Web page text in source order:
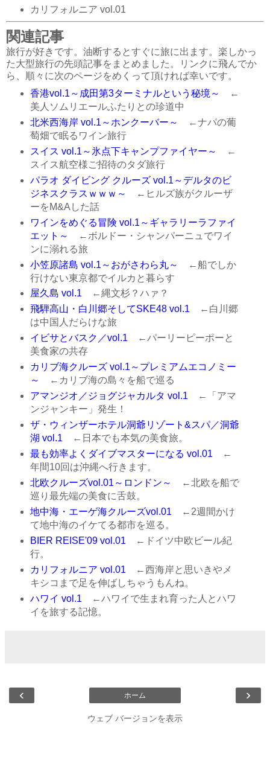
カリフォルニア vol.01
関連記事
旅行が好きです。油断するとすぐに旅に出ます。楽しかっ
た大型旅行の先頭記事をまとめました。リンクに飛んでか
ら、順々に次のページをめくって頂ければ幸いです。
香港vol.1～成田第3ターミナルという秘境～
←
美人ソムリエールふたりとの珍道中
北米西海岸 vol.1～ホンクーバー～
←ナパの葡
萄畑で眠るワイン旅行
スイス vol.1～氷点下キャンプファイヤー～
←
スイス航空様ご招待のタダ旅行
パラオ ダイビング クルーズ vol.1～デルタのビ
ジネスクラスｗｗｗ～
←ヒルズ族がクルーザ
ーをM&Aした話
ワインをめぐる冒険 vol.1～ギャラリーラファイ
エット～
←ボルドー・シャンパーニュでワイ
ンに溺れる旅
小笠原諸島 vol.1～おがさわら丸～
←船でしか
行けない東京都でイルカと暮らす
屋久島 vol.1←縄文杉？ハァ？
飛騨高山・白川郷そしてSKE48 vol.1←白川郷
は中国人だらけな旅
イビサとバスク／vol.1 ←パーリーピーポーと
美食家の共存
カリブ海クルーズ vol.1～プレミアムエコノミー
～
←カリブ海の島々を船で巡る
アマンジオ／ジョグジャカルタ vol.1 ←「アマ
ンジャンキー」発生！
ザ・ウィンザーホテル洞爺リゾート&スパ／洞爺
湖 vol.1 ←日本でも本気の美食旅。
最も効率よくダイブマスターになる vol.01 ←
年間10回は沖縄へ行きます。
北欧クルーズvol.01～ロンドン～
←北欧を船で
巡り最先端の美食に舌鼓。
地中海・エーゲ海クルーズvol.01 ←2週間かけ
て地中海のイケてる都市を巡る。
BIER REISE'09 vol.01 ←ドイツ中欧ビール紀
行。
カリフォルニア vol.01 ←西海岸と思いきやメ
キシコまで足を伸ばしちゃうもんね。
ハワイ vol.1 ←ハワイで生まれ育った人とハワ
イを旅する記憶。
‹ ›
ホーム
ウェブ バージョンを表示